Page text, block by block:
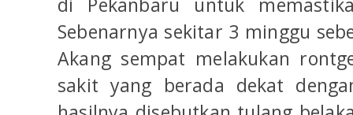
Sebenarnya sekitar 3 minggu
Akang sempat melakukan
sakit yang berada dekat